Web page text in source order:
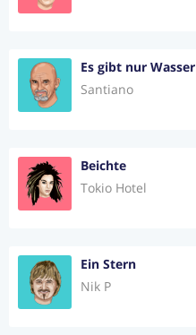
Es gibt nur Wasser
Santiano
Beichte
Tokio Hotel
Ein Stern
Nik P